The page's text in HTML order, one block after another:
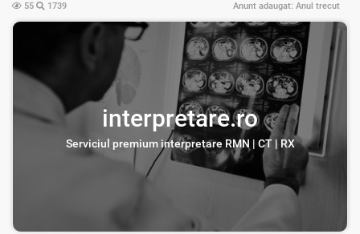
55 1739 Anunt adaugat: Anul trecut
interpretare.ro
Serviciul premium interpretare RMN | CT | RX